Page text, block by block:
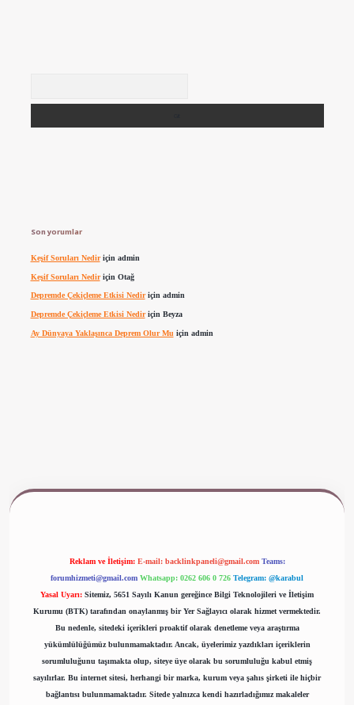
Son yorumlar
Keşif Soruları Nediriçin admin
Keşif Soruları Nediriçin Otağ
Depremde Çekiçleme Etkisi Nediriçin admin
Depremde Çekiçleme Etkisi Nediriçin Beyza
Ay Dünyaya Yaklaşınca Deprem Olur Mu için admin
Reklam ve İletişim: E-mail: backlinkpaneli@gmail.com Teams:
forumhizmeti@gmail.com Whatsapp: 0262 606 0 726 Telegram: @karabul
Yasal Uyarı: Sitemiz, 5651 Sayılı Kanun gereğince Bilgi Teknolojileri ve İletişim
Kurumu (BTK) tarafından onaylanmış bir Yer Sağlayıcı olarak hizmet vermektedir.
Bu nedenle, sitedeki içerikleri proaktif olarak denetleme veya araştırma
yükümlülüğümüz bulunmamaktadır. Ancak, üyelerimiz yazdıkları içeriklerin
sorumluluğunu taşımakta olup, siteye üye olarak bu sorumluluğu kabul etmiş
sayılırlar. Bu internet sitesi, herhangi bir marka, kurum veya şahıs şirketi ile hiçbir
bağlantısı bulunmamaktadır. Sitede yalnızca kendi hazırladığımız makaleler